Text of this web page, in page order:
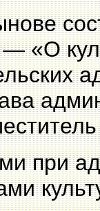
— «О
при